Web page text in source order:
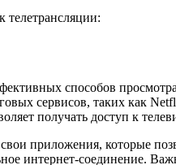
телетрансляции:
способов
сервисов, таких как
получать доступ к
приложения, которые
интернет-соединение.